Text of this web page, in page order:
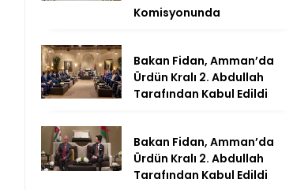
Komisyonunda
Bakan Fidan, Amman’da
Ürdün Kralı 2. Abdullah
Tarafından Kabul Edildi
Bakan Fidan, Amman’da
Ürdün Kralı 2. Abdullah
Tarafından Kabul Edildi